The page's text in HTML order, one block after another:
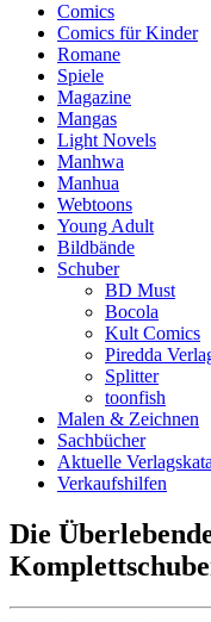
Comics
Comics für Kinder
Romane
Spiele
Magazine
Mangas
Light Novels
Manhwa
Manhua
Webtoons
Young Adult
Bildbände
Schuber
BD Must
Bocola
Kult Comics
Piredda
Splitter
toonfish
Malen & Zeichnen
Sachbücher
Aktuelle
Verkaufshilfen
Die